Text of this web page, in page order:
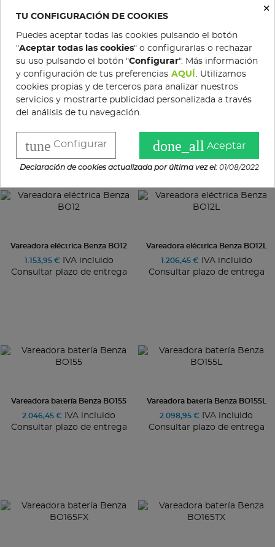
Vareadora eléctrica Benza BO10
IVA incluido Consultar
plazo de entrega
Consultar plazo de entrega
Vareadora eléctrica Benza BO12
1.153,95 €
IVA incluido
Consultar plazo de entrega
Vareadora eléctrica Benza BO12L
1.206,45 €
IVA incluido
Consultar plazo de entrega
Vareadora batería Benza BO155
2.046,45 €
IVA incluido
Consultar plazo de entrega
Vareadora batería Benza BO155L
2.098,95 €
IVA incluido
Consultar plazo de entrega
×
TU CONFIGURACIÓN DE COOKIES
Puedes aceptar todas las cookies pulsando el botón
"Aceptar todas las cookies" o configurarlas o rechazar
su uso pulsando el botón "Configurar". Más información
y configuración de tus preferencias AQUÍ . Utilizamos
cookies propias y de terceros para analizar nuestros
servicios y mostrarte publicidad personalizada a través
del análisis de tu navegación.
done_all Aceptar
tune Configurar
Declaración de cookies actualizada por última vez el: 01/08/2022